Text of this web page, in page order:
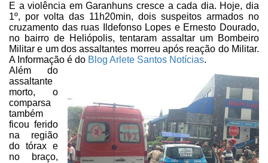
E a violência em Garanhuns cresce a cada dia. Hoje, dia
1º, por volta das 11h20min, dois suspeitos armados no
cruzamento das ruas IldefonsoLopes e Ernesto Dourado,
no bairro de Heliópolis, tentaram assaltar um Bombeiro
Militar e um dos assaltantes morreu após reação do Militar.
A Informação é do Blog Arlete Santos Notícias.
Além do
assaltante
morto, o
comparsa
também
ficou ferido
na região
do tórax e
no braço,